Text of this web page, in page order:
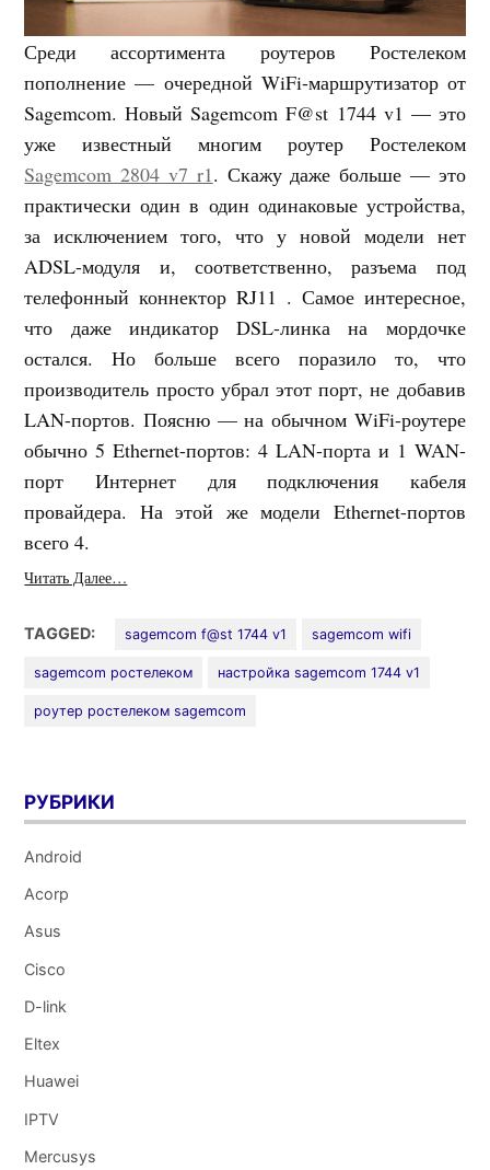
Среди ассортимента роутеров Ростелеком
пополнение — очередной WiFi-маршрутизатор от
Sagemcom. Новый Sagemcom F@st 1744 v1 — это
уже известный многим роутер Ростелеком
Sagemcom 2804 v7 r1. Скажу даже больше — это
практически один в один одинаковые устройства,
за исключением того, что у новой модели нет
ADSL-модуля и, соответственно, разъема под
телефонный коннектор RJ11 . Самое интересное,
что даже индикатор DSL-линка на мордочке
остался. Но больше всего поразило то, что
производитель просто убрал этот порт, не добавив
LAN-портов. Поясню — на обычном WiFi-роутере
обычно 5 Ethernet-портов: 4 LAN-порта и 1 WAN-
порт Интернет для подключения кабеля
провайдера. На этой же модели Ethernet-портов
всего 4.
Читать Далее…
TAGGED: sagemcom f@st 1744 v1 sagemcom wifi
sagemcom ростелеком настройка sagemcom 1744 v1
роутер ростелеком sagemcom
РУБРИКИ
Android
Acorp
Asus
Cisco
D-link
Eltex
Huawei
IPTV
Mercusys